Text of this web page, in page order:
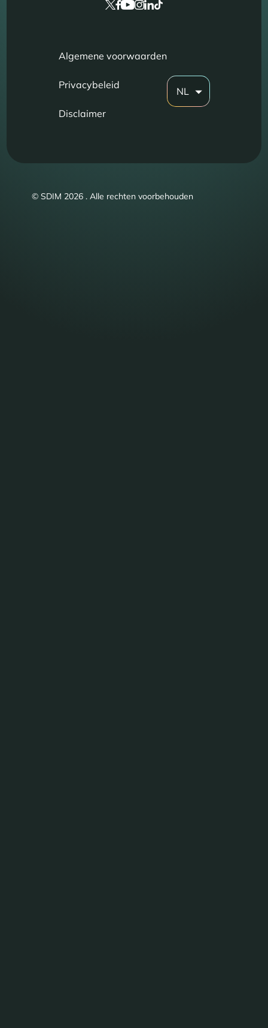
Algemene voorwaarden
Privacybeleid
Disclaimer
NL
© SDIM 2026 . Alle rechten voorbehouden